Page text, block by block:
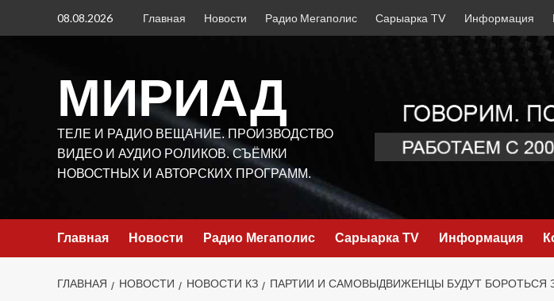
08.08.2026 Главная Новости Радио Мегаполис Сарыарка TV Информация
МИРИАД
ТЕЛЕ И РАДИО ВЕЩАНИЕ. ПРОИЗВОДСТВО
ВИДЕО И АУДИО РОЛИКОВ. СЪЁМКИ
НОВОСТНЫХ И АВТОРСКИХ ПРОГРАММ.
Главная Новости Радио Мегаполис Сарыарка TV Информация
ГЛАВНАЯ НОВОСТИ НОВОСТИ КЗ ПАРТИИ И САМОВЫДВИЖЕНЦЫ БУДУТ БОРОТЬСЯ